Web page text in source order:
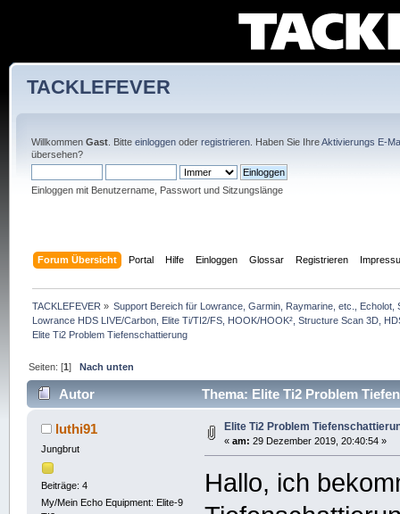
TACKLEFEVER
Willkommen Gast. Bitte einloggenoder registrieren. Haben Sie IhreAktivierungs E-
übersehen?
Einloggen mit Benutzername, Passwort und Sitzungslänge
Forum Übersicht Portal Hilfe Einloggen Glossar Registrieren
TACKLEFEVER » Support Bereich für Lowrance, Garmin, Raymarine, etc.,
Lowrance HDS LIVE/Carbon, Elite Ti/TI2/FS, HOOK/HOOK², Structure Scan 3D,
Elite Ti2 Problem Tiefenschattierung
Seiten: [1]Nach unten
Autor Thema: Elite Ti2 Problem
luthi91
Jungbrut
Beiträge: 4
My/Mein Echo Equipment: Elite-9
Elite Ti2 Problem
« am: 29 Dezember 2019, 20:40:54 »
Hallo, ich